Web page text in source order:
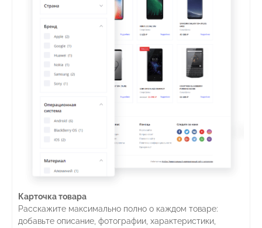
Карточка товара
Расскажите максимально полно о каждом товаре:
добавьте описание, фотографии, характеристики,